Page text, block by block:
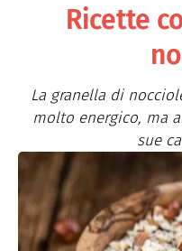
Ricette
La granella di
molto energico, ma
sue